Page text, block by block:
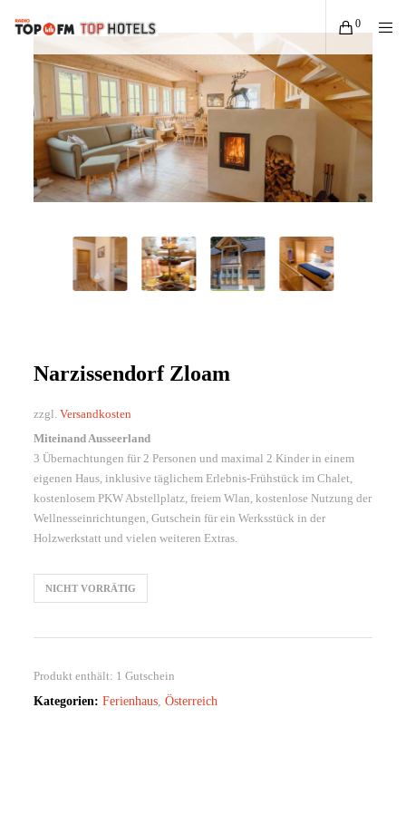
0
Narzissendorf Zloam
zzgl.Versandkosten
Miteinand Ausseerland
3 Übernachtungen für 2 Personen und maximal 2 Kinder in einem
eigenen Haus, inklusive täglichem Erlebnis-Frühstück im Chalet,
kostenlosem PKW Abstellplatz, freiem Wlan, kostenlose Nutzung der
Wellnesseinrichtungen, Gutschein für ein Werksstück in der
Holzwerkstatt und vielen weiteren Extras.
NICHT VORRÄTIG
Produkt enthält: 1Gutschein
Kategorien: Ferienhaus ,Österreich